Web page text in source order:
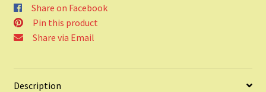
Share on Facebook
Pin this product
Share via Email
Description